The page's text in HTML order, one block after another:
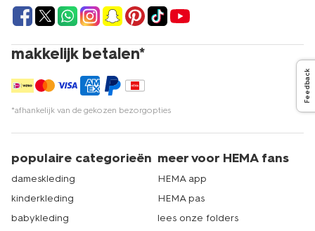
makkelijk betalen*
*afhankelijk van de gekozen bezorgopties
populaire categorieën
dameskleding
kinderkleding
babykleding
meer voor HEMA fans
HEMA app
HEMA pas
lees onze folders
Feedback